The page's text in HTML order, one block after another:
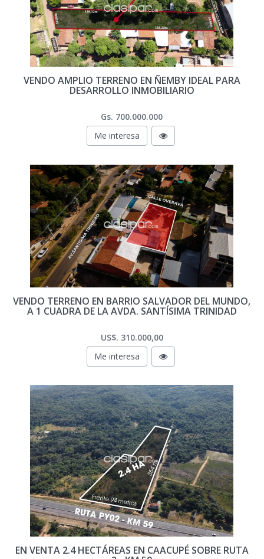
VENDO AMPLIO TERRENO EN ÑEMBY IDEAL PARA
DESARROLLO INMOBILIARIO
Gs. 700.000.000
Me interesa
VENDO TERRENO EN BARRIO SALVADOR DEL MUNDO,
A 1 CUADRA DE LA AVDA. SANTÍSIMA TRINIDAD
US$. 310.000,00
Me interesa
EN VENTA 2.4 HECTÁREAS EN CAACUPÉ SOBRE RUTA